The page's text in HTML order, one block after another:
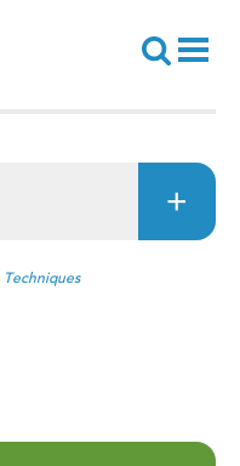
Recherche
Techniques